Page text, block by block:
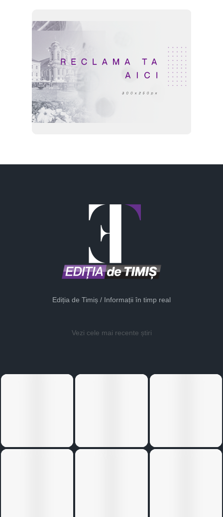
Ediția de Timiș / Informații în timp real
Vezi cele mai recente știri